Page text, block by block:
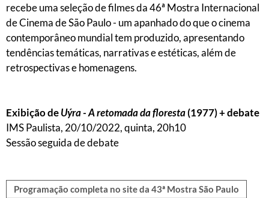
recebe uma seleção de filmes da 46ª Mostra Internacional
de Cinema de São Paulo - um apanhado do que o cinema
contemporâneo mundial tem produzido, apresentando
tendências temáticas, narrativas e estéticas, além de
retrospectivas e homenagens.
Exibição deUýra - A retomada da floresta(1977) + debate
IMS Paulista, 20/10/2022, quinta, 20h10
Sessão seguida de debate
Programação completa no site da 43ª Mostra São Paulo